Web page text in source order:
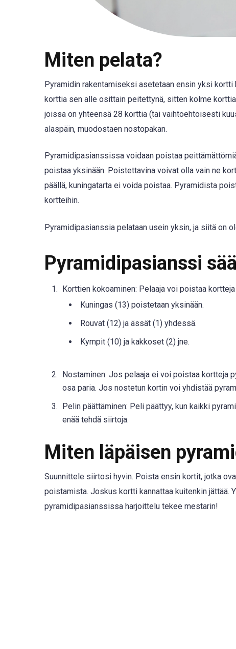
Miten pelata?
Pyramidin rakentamiseksi asetetaan ensin yksi
korttia sen alle osittain peitettynä, sitten kolme
joissa on yhteensä 28 korttia (tai vaihtoehtoisesti
alaspäin, muodostaen nostopakan.
Pyramidipasianssissa voidaan poistaa
poistaa yksinään. Poistettavina voivat olla vain ne
päällä, kuningatarta ei voida poistaa. Pyramidista
kortteihin.
Pyramidipasianssia pelataan usein yksin, ja siitä on
Pyramidipasianssi
Korttien kokoaminen: Pelaaja voi poistaa
Kuningas (13) poistetaan yksinään.
Rouvat (12) ja ässät (1) yhdessä.
Kympit (10) ja kakkoset (2) jne.
Nostaminen: Jos pelaaja ei voi poistaa kortteja
osa paria. Jos nostetun kortin voi yhdistää
Pelin päättäminen: Peli päättyy, kun kaikki
enää tehdä siirtoja.
Miten läpäisen
Suunnittele siirtosi hyvin. Poista ensin kortit, jotka
poistamista. Joskus kortti kannattaa kuitenkin jättää.
pyramidipasianssissa harjoittelu tekee mestarin!